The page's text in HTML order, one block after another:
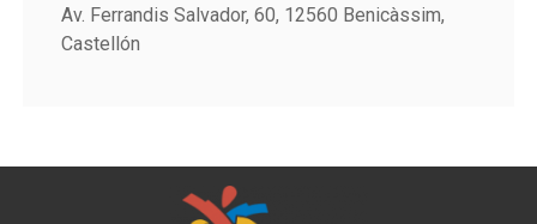
Av. Ferrandis Salvador, 60, 12560 Benicàssim,
Castellón